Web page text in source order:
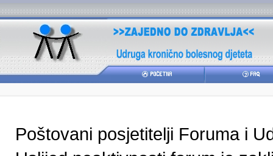
Poštovani posjetitelji Foruma i